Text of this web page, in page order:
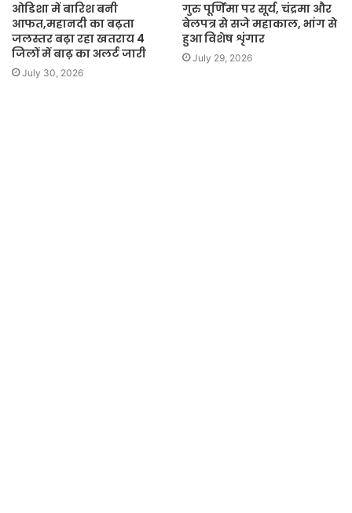
ओडिशा में बारिश बनी
आफत,महानदी का बढ़ता
जलस्तर बढ़ा रहा खतराय 4
जिलों में बाढ़ का अलर्ट जारी
July 30, 2026
गुरु पूर्णिमा पर सूर्य, चंद्रमा और
बेलपत्र से सजे महाकाल, भांग से
हुआ विशेष शृंगार
July 29, 2026